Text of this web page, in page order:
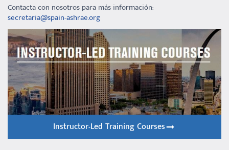
Contacta con nosotros para más información:
secretaria@spain-ashrae.org
Instructor-Led Training Courses